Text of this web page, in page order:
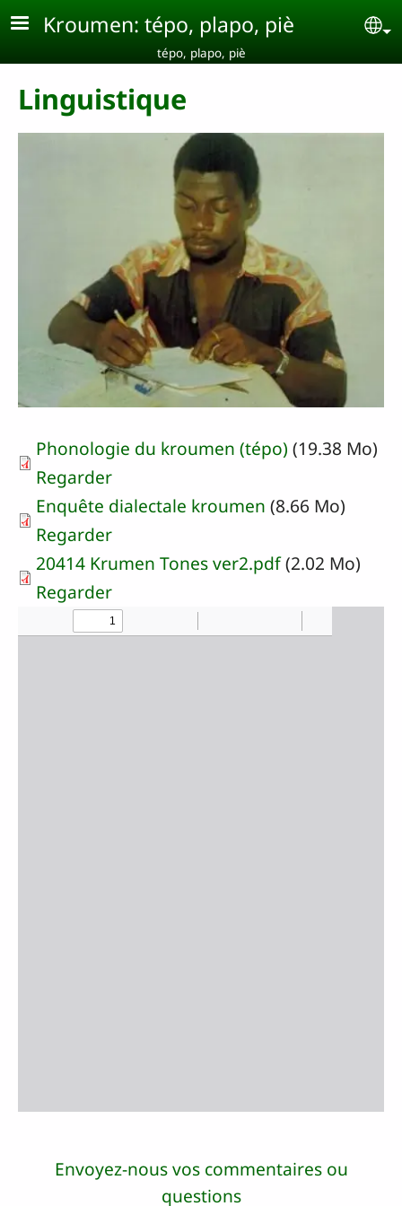
Aller au contenu principal
Kroumen: tépo, plapo, piè
tépo, plapo, piè
Linguistique
Phonologie du kroumen (tépo) (19.38 Mo)
Regarder
Enquête dialectale kroumen (8.66 Mo)
Regarder
20414 Krumen Tones ver2.pdf(2.02 Mo)
Regarder
Envoyez-nous vos commentaires ou
questions